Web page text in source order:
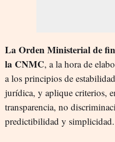
La Orden Ministerial de
la CNMC, a la hora de
a los principios de
jurídica, y aplique criterios,
transparencia, no
predictibilidad y simplicidad.